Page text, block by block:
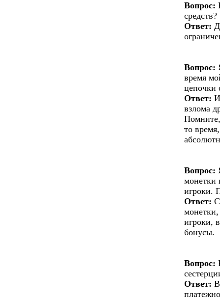
Вопрос:
средств?
Ответ:
Вопрос:
время
цепочки
Ответ:
взлома
то
Вопрос:
монетки
игроки.
Ответ:
монетки,
игроки,
бонусы.
Вопрос:
Ответ: